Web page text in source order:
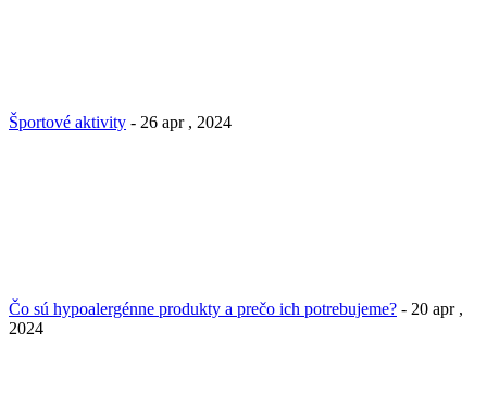
Športové aktivity - 26 apr , 2024
Čo sú hypoalergénne produkty a prečo ich potrebujeme? - 20 apr ,
2024